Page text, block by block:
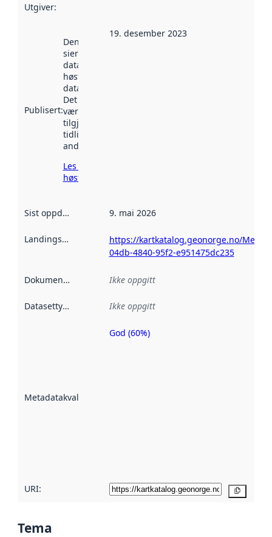
Utgiver:
Publisert:
Denne datoen
sier når
datasettet ble
høstet av
data.norge.no.
Det kan ha
vært
tilgjengelig
tidligere
andre steder.
Les mer om
høsting her
19. desember 2023
Sist oppdatert 9. mai 2026
Landingsside
https://kartkatalog.geonorge.no/
04db-4840-95f2-e951475dc235
Dokumentasjon Ikke oppgitt
Datasettype Ikke oppgitt
Metadatakvalitet
Metadatakvalitet
God (60%)
URI:
Tema